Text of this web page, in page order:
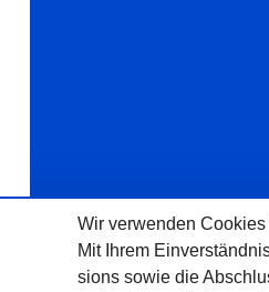
Wir ver­wen­den
Mit Ihrem
sions sowie die